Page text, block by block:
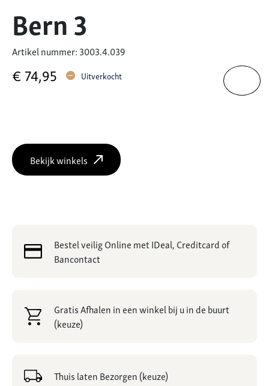
Bern 3
Artikel nummer: 3003.4.039
€74,95 Uitverkocht
Bekijk winkels
Bestel veilig Online met IDeal, Creditcard of
Bancontact
Gratis Afhalen in een winkel bij u in de buurt
(keuze)
Thuis laten Bezorgen (keuze)